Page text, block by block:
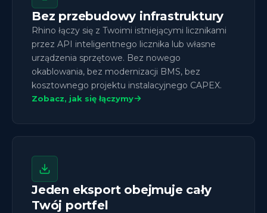
Bez przebudowy infrastruktury
Rhino łączy się z Twoimi istniejącymi licznikami
przez API inteligentnego licznika lub własne
urządzenia sprzętowe. Bez nowego
okablowania, bez modernizacji BMS, bez
kosztownego projektu instalacyjnego CAPEX.
Zobacz, jak się łączymy
Jeden eksport obejmuje cały
Twój portfel